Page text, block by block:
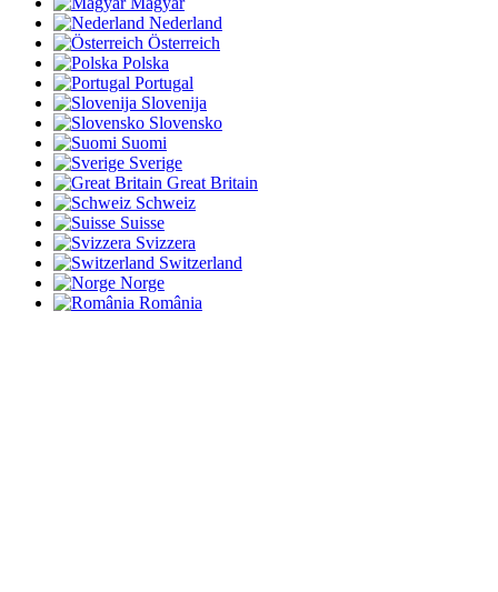
Nederland
Österreich
Polska
Portugal
Slovenija
Slovensko
Suomi
Sverige
Great Britain
Schweiz
Suisse
Svizzera
Switzerland
Norge
România